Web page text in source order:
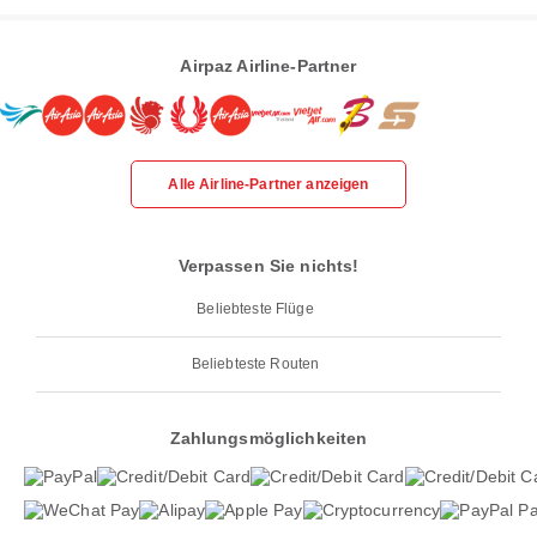
Airpaz Airline-Partner
Alle Airline-Partner anzeigen
Verpassen Sie nichts!
Beliebteste Flüge
Beliebteste Routen
Zahlungsmöglichkeiten